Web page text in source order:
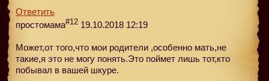
Ответить
простомама#12 19.10.2018 12:19
Может,от того,что мои родители ,особенно мать,не
такие,я это не могу понять.Это поймет лишь тот,кто
побывал в вашей шкуре.